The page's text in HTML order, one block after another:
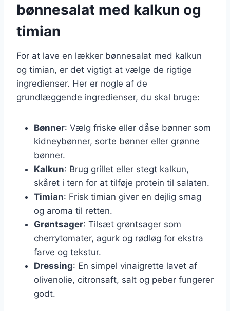
bønnesalat med kalkun og
timian
For at lave en lækker bønnesalat med kalkun
og timian, er det vigtigt at vælge de rigtige
ingredienser. Her er nogle af de
grundlæggende ingredienser, du skal bruge:
Bønner: Vælg friske eller dåse bønner som
kidneybønner, sorte bønner eller grønne
bønner.
Kalkun: Brug grillet eller stegt kalkun,
skåret i tern for at tilføje protein til salaten.
Timian: Frisk timian giver en dejlig smag
og aroma til retten.
Grøntsager: Tilsæt grøntsager som
cherrytomater, agurk og rødløg for ekstra
farve og tekstur.
Dressing: En simpel vinaigrette lavet af
olivenolie, citronsaft, salt og peber fungerer
godt.